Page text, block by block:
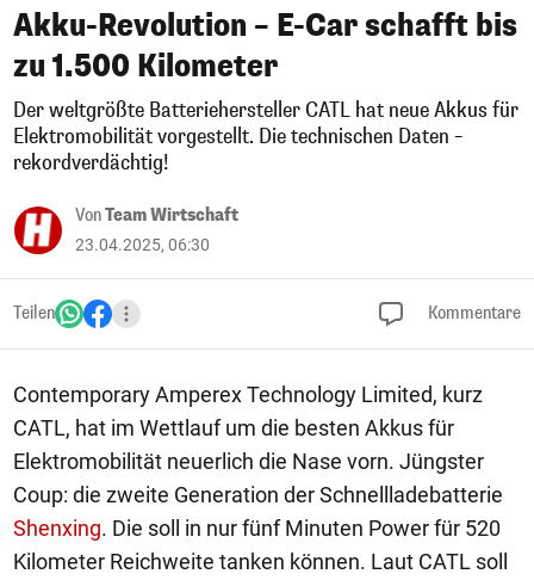
Akku-Revolution – E-Car schafft bis
zu 1.500 Kilometer
Der weltgrößte Batteriehersteller CATL hat neue Akkus für
Elektromobilität vorgestellt. Die technischen Daten –
rekordverdächtig!
VonTeam Wirtschaft
23.04.2025, 06:30
Teilen Kommentare
Contemporary Amperex Technology Limited, kurz
CATL, hat im Wettlauf um die besten Akkus für
Elektromobilität neuerlich die Nase vorn. Jüngster
Coup: die zweite Generation der Schnellladebatterie
Shenxing. Die soll in nur fünf Minuten Power für 520
Kilometer Reichweite tanken können. Laut CATL soll